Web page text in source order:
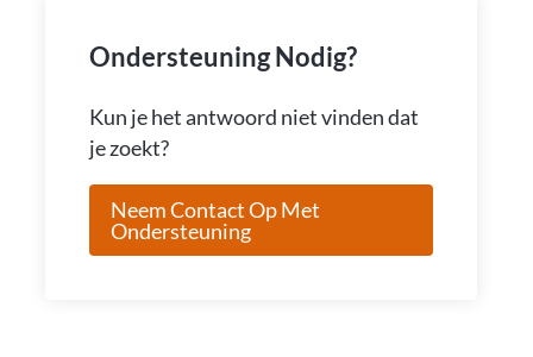
Ondersteuning Nodig?
Kun je het antwoord niet vinden dat
je zoekt?
Neem Contact Op Met
Ondersteuning